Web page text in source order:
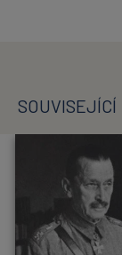
SOUVISEJÍCÍ